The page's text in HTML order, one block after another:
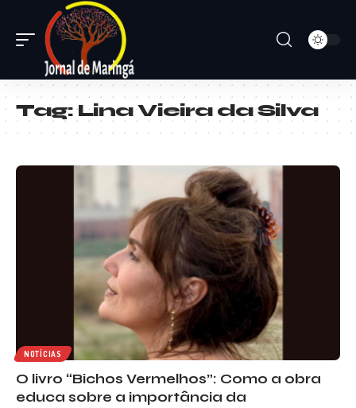
Tag:Lina Vieira da Silva
NOTÍCIAS
O livro “Bichos Vermelhos”: Como a obra
educa sobre a importância da